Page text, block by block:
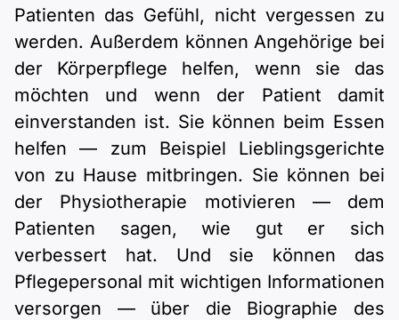
Patienten das Gefühl, nicht vergessen zu
werden. Außerdem können Angehörige bei
der Körperpflege helfen, wenn sie das
möchten und wenn der Patient damit
einverstanden ist. Sie können beim Essen
helfen — zum Beispiel Lieblingsgerichte
von zu Hause mitbringen. Sie können bei
der Physiotherapie motivieren — dem
Patienten sagen, wie gut er sich
verbessert hat. Und sie können das
Pflegepersonal mit wichtigen Informationen
versorgen — über die Biographie des